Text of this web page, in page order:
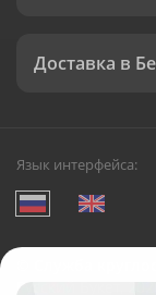
Доставка в
Язык интерфейса:
Служба
Русский Букет,